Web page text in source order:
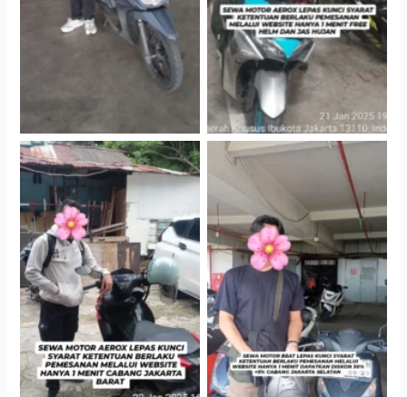
Cabang Jakarta Barat
Cityplaza Jatinegara
Gedung Parkir P6A